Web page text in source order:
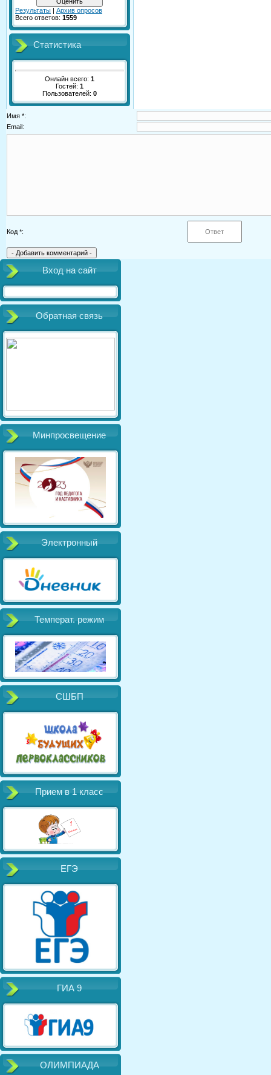
Результаты | Архив опросов
Всего ответов: 1559
Статистика
Онлайн всего: 1
Гостей: 1
Пользователей: 0
Имя *:
Email:
Код *:
Вход на сайт
Обратная связь
Минпросвещение
Электронный
Температ. режим
СШБП
Прием в 1 класс
ЕГЭ
ГИА 9
ОЛИМПИАДА